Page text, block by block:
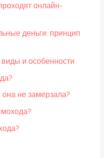
онлайн-
деньги: принцип
и особенности
не замерзала?